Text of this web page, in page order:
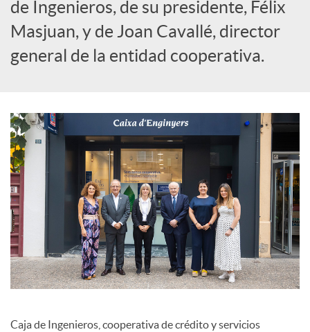
l
e
s
de Ingenieros, de su presidente, Félix
Masjuan, y de Joan Cavallé, director
general de la entidad cooperativa.
Caja de Ingenieros, cooperativa de crédito y servicios